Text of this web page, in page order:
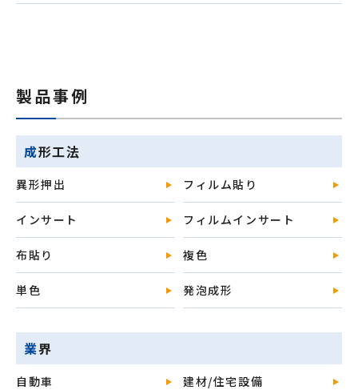
製品事例
成形工法
異形押出 フィルム貼り
インサート フィルムインサート
布貼り 複色
単色 発泡成形
業界
自動車 建材/住宅設備